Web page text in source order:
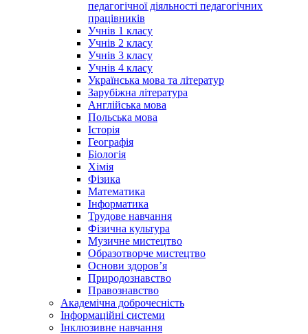
педагогічної діяльності педагогічних
працівників
Учнів 1 класу
Учнів 2 класу
Учнів 3 класу
Учнів 4 класу
Українська мова та літератур
Зарубіжна література
Англійська мова
Польська мова
Історія
Географія
Біологія
Хімія
Фізика
Математика
Інформатика
Трудове навчання
Фізична культура
Музичне мистецтво
Образотворче мистецтво
Основи здоров’я
Природознавство
Правознавство
Академічна доброчесність
Інформаційні системи
Інклюзивне навчання